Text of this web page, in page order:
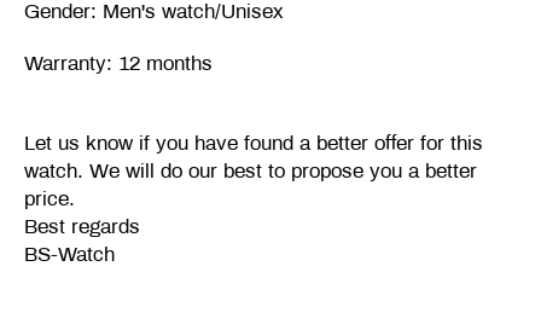
Gender: Men's watch/Unisex
Warranty: 12 months
Let us know if you have found a better offer for this
watch. We will do our best to propose you a better
price.
Best regards
BS-Watch